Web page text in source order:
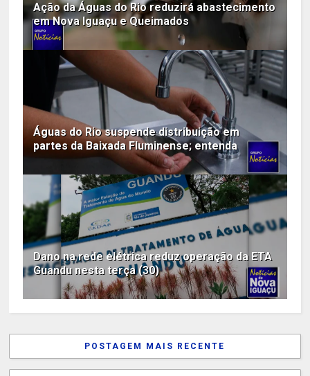
Ação da Águas do Rio reduzirá abastecimento
em Nova Iguaçu e Queimados
Águas do Rio suspende distribuição em
partes da Baixada Fluminense; entenda
Dano na rede elétrica reduz operação da ETA
Guandu nesta terça (30)
POSTAGEM MAIS RECENTE